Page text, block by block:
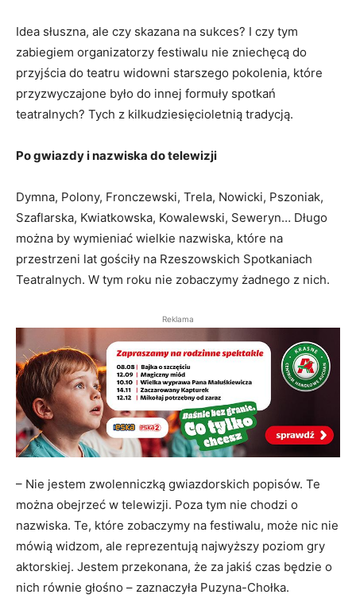
Idea słuszna, ale czy skazana na sukces? I czy tym
zabiegiem organizatorzy festiwalu nie zniechęcą do
przyjścia do teatru widowni starszego pokolenia, które
przyzwyczajone było do innej formuły spotkań
teatralnych? Tych z kilkudziesięcioletnią tradycją.
Po gwiazdy i nazwiska do telewizji
Dymna, Polony, Fronczewski, Trela, Nowicki, Pszoniak,
Szaflarska, Kwiatkowska, Kowalewski, Seweryn… Długo
można by wymieniać wielkie nazwiska, które na
przestrzeni lat gościły na Rzeszowskich Spotkaniach
Teatralnych. W tym roku nie zobaczymy żadnego z nich.
Reklama
– Nie jestem zwolenniczką gwiazdorskich popisów. Te
można obejrzeć w telewizji. Poza tym nie chodzi o
nazwiska. Te, które zobaczymy na festiwalu, może nic nie
mówią widzom, ale reprezentują najwyższy poziom gry
aktorskiej. Jestem przekonana, że za jakiś czas będzie o
nich równie głośno – zaznaczyła Puzyna-Chołka.